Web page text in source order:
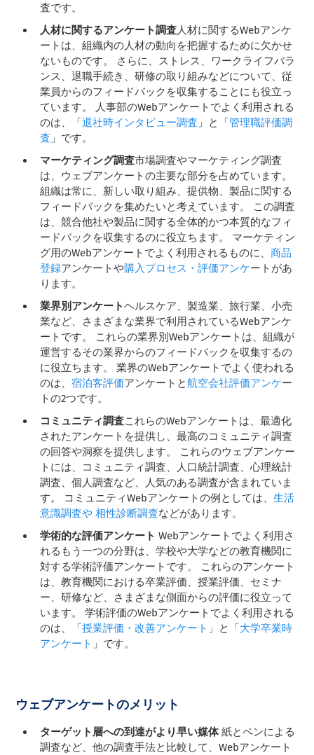
査です。
人材に関するアンケート調査人材に関するWebアンケ
ートは、組織内の人材の動向を把握するために欠かせ
ないものです。 さらに、ストレス、ワークライフバラ
ンス、退職手続き、研修の取り組みなどについて、従
業員からのフィードバックを収集することにも役立っ
ています。 人事部のWebアンケートでよく利用される
のは、「退社時インタビュー調査 」と「管理職評価調
査 」です。
マーケティング調査市場調査やマーケティング調査
は、ウェブアンケートの主要な部分を占めています。
組織は常に、新しい取り組み、提供物、製品に関する
フィードバックを集めたいと考えています。 この調査
は、競合他社や製品に関する全体的かつ本質的なフィ
ードバックを収集するのに役立ちます。 マーケティン
グ用のWebアンケートでよく利用されるものに、商品
登録アンケートや購入プロセス・評価アンケートがあ
ります。
業界別アンケートヘルスケア、製造業、旅行業、小売
業など、さまざまな業界で利用されているWebアンケ
ートです。 これらの業界別Webアンケートは、組織が
運営するその業界からのフィードバックを収集するの
に役立ちます。 業界のWebアンケートでよく使われる
のは、宿泊客評価アンケートと航空会社評価アンケー
トの2つです。
コミュニティ調査これらのWebアンケートは、最適化
されたアンケートを提供し、最高のコミュニティ調査
の回答や洞察を提供します。 これらのウェブアンケー
トには、コミュニティ調査、人口統計調査、心理統計
調査、個人調査など、人気のある調査が含まれていま
す。 コミュニティWebアンケートの例としては、生活
意識調査や 相性診断調査などがあります。
学術的な評価アンケートWebアンケートでよく利用さ
れるもう一つの分野は、学校や大学などの教育機関に
対する学術評価アンケートです。 これらのアンケート
は、教育機関における卒業評価、授業評価、セミナ
ー、研修など、さまざまな側面からの評価に役立って
います。 学術評価のWebアンケートでよく利用される
のは、「授業評価・改善アンケート 」と「大学卒業時
アンケート 」です。
ウェブアンケートのメリット
ターゲット層への到達がより早い媒体紙とペンによる
調査など、他の調査手法と比較して、Webアンケート